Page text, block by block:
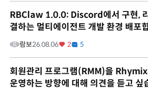
RBClaw 1.0.0: Discord에서 구현,
결하는 멀티에이전트 개발 환경 배포
람보26.08.06 2 5
회원관리 프로그램(RMM)을
운영하는 방향에 대해 의견을 듣고 싶